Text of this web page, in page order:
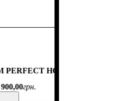
PERFECT HOME
,00грн.